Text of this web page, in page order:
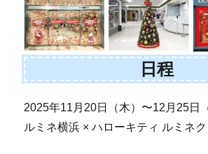
日程
2025年11月20日（木）〜12月25日
ルミネ横浜 × ハローキティ ルミネ